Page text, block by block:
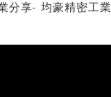
分享- 均豪精密工業